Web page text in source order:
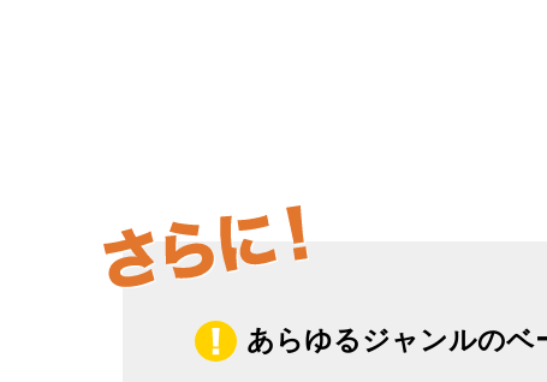
あらゆるジャンルのベ